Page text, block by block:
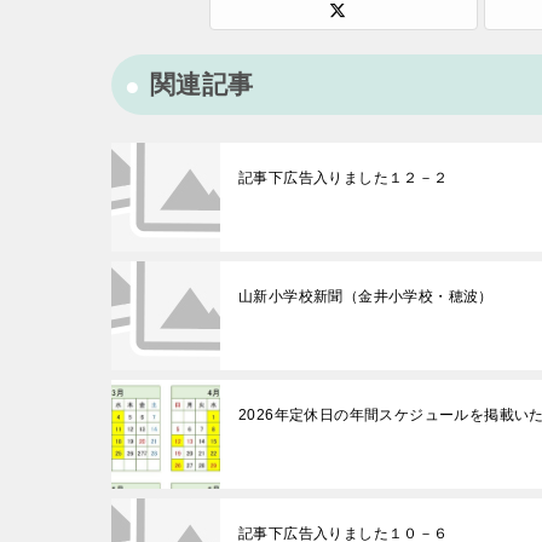
関連記事
記事下広告入りました１２－２
山新小学校新聞（金井小学校・穂波）
2026年定休日の年間スケジュールを掲載い
記事下広告入りました１０－６